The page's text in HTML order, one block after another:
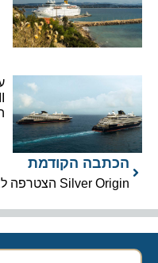
הכתבה הקודמת